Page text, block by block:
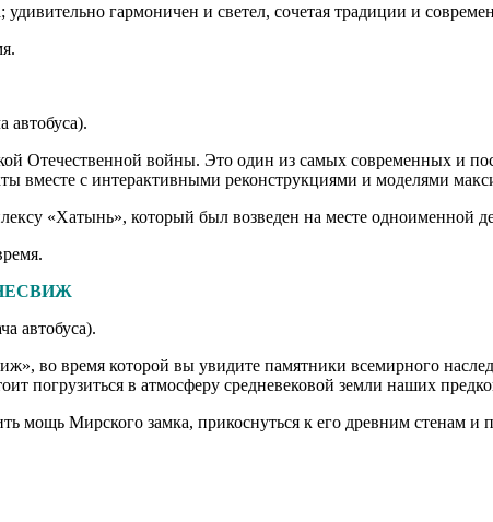
гармоничен и светел, сочетая традиции и
автобуса).
Отечественной войны. Это один из самых современных и
вместе с интерактивными реконструкциями и моделями
«Хатынь», который был возведен на месте одноименной
автобуса).
во время которой вы увидите памятники всемирного
погрузиться в атмосферу средневековой земли наших
мощь Мирского замка, прикоснуться к его древним стенам и